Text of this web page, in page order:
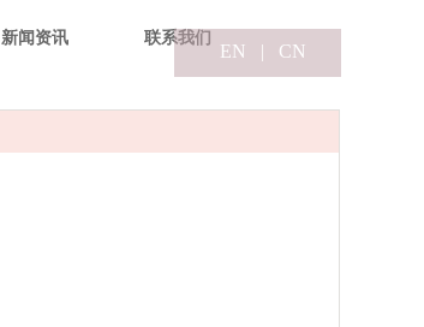
EN | CN
新闻资讯 联系我们